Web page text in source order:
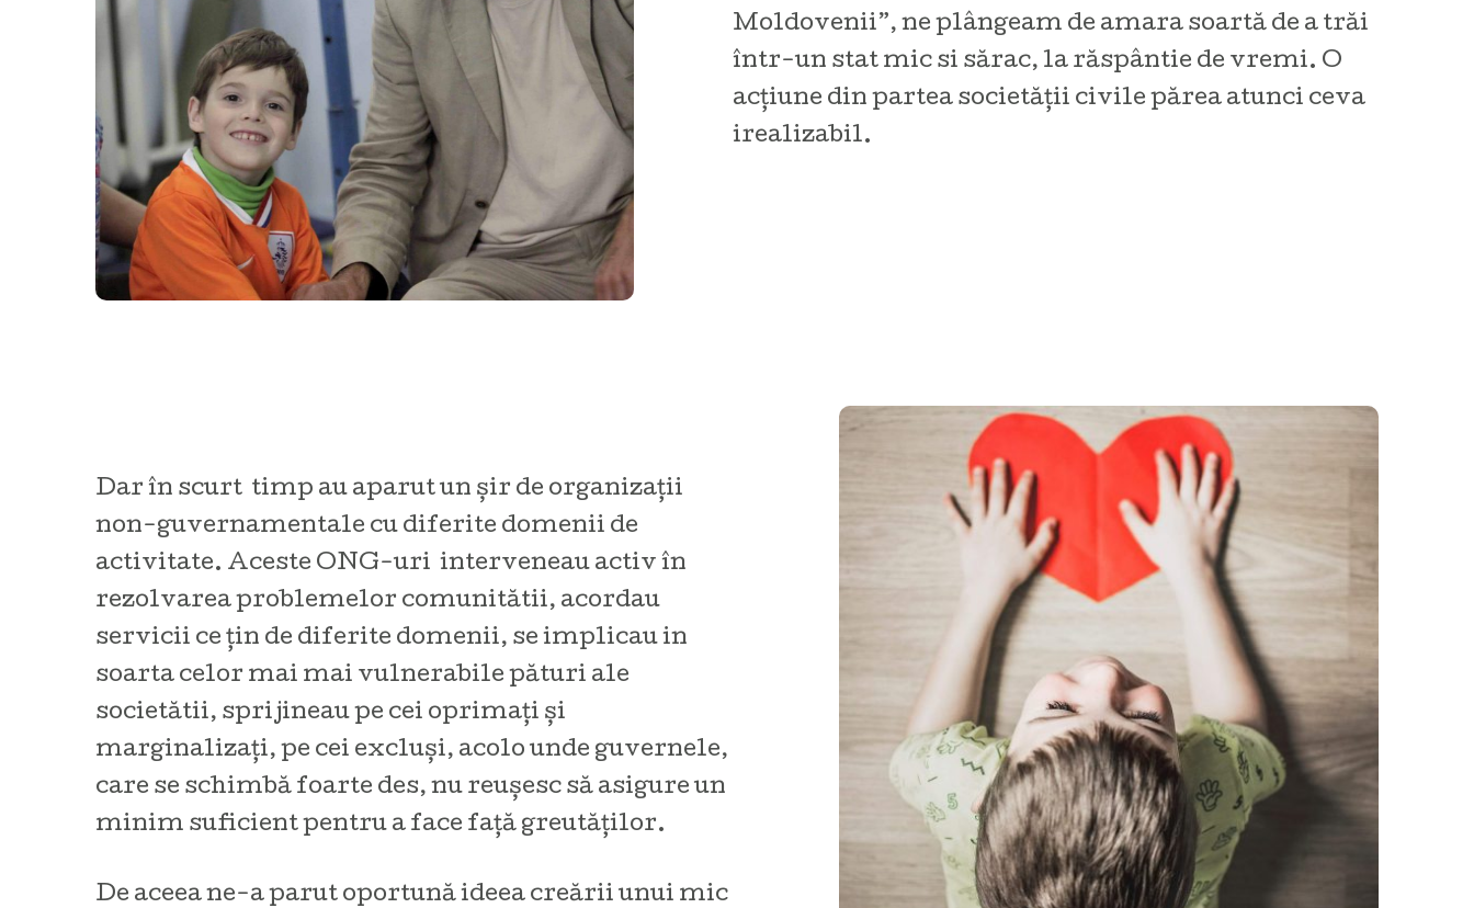
Moldovenii”, ne plângeam de amara soartă de a trăi
într-un stat mic si sărac, la răspântie de vremi. O
acţiune din partea societăţii civile părea atunci ceva
irealizabil.
Dar în scurt timp au aparut un șir de organizații
non-guvernamentale cu diferite domenii de
activitate. Aceste ONG-uri interveneau activ în
rezolvarea problemelor comunitătii, acordau
servicii ce țin de diferite domenii, se implicau in
soarta celor mai mai vulnerabile pături ale
societătii, sprijineau pe cei oprimați și
marginalizați, pe cei excluși, acolo unde guvernele,
care se schimbă foarte des, nu reușesc să asigure un
minim suficient pentru a face față greutăților.
De aceea ne-a parut oportună ideea creării unui mic